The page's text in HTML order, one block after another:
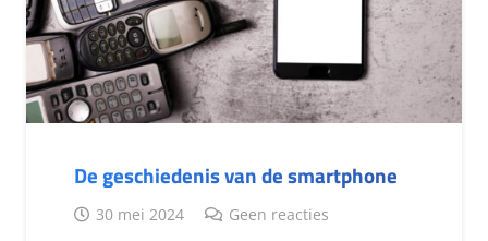
De geschiedenis van de smartphone
30 mei 2024 Geen reacties